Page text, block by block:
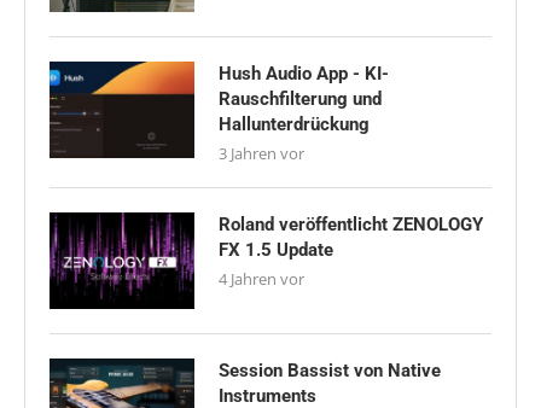
Hush Audio App - KI-
Rauschfilterung und
Hallunterdrückung
3 Jahren vor
Roland veröffentlicht ZENOLOGY
FX 1.5 Update
4 Jahren vor
Session Bassist von Native
Instruments